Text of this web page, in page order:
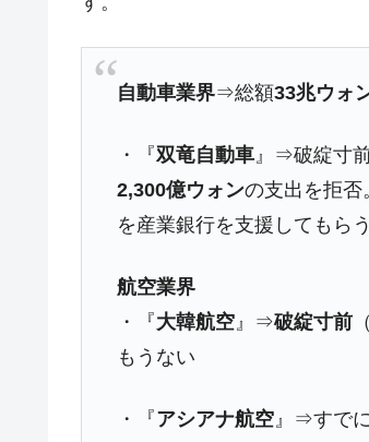
『Money1』
『Money1』 【米韓激突案件】韓
『Money1』 韓国で猛暑。南東部
【対日本円】ウォン
1.9倍！
『Money1』
『Money1』
『Money1』 韓国『国民年金公団
自動車業界⇒総額33兆ウォ
・『双竜自動車』⇒破綻寸
2,300億ウォンの支出を拒
を産業銀行を支援してもら
航空業界
・『大韓航空』⇒破綻寸前
もうない
・『アシアナ航空』⇒すで